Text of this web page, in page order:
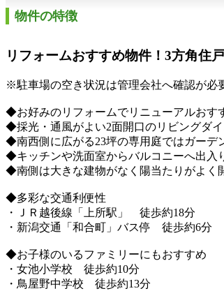
物件の特徴
リフォームおすすめ物件！3方角住
※駐車場の空き状況は管理会社へ確認が必
◆お好みのリフォームでリニューアルおす
◆採光・通風がよい2面開口のリビングダ
◆南西側に広がる23坪の専用庭ではガーデ
◆キッチンや洗面室からバルコニーへ出入
◆南側は大きな建物がなく陽当たりがよく
◆多彩な交通利便性
・ＪＲ越後線「上所駅」 徒歩約18分
・新潟交通「和合町」バス停 徒歩約6分
◆お子様のいるファミリーにもおすすめ
・女池小学校 徒歩約10分
・鳥屋野中学校 徒歩約13分